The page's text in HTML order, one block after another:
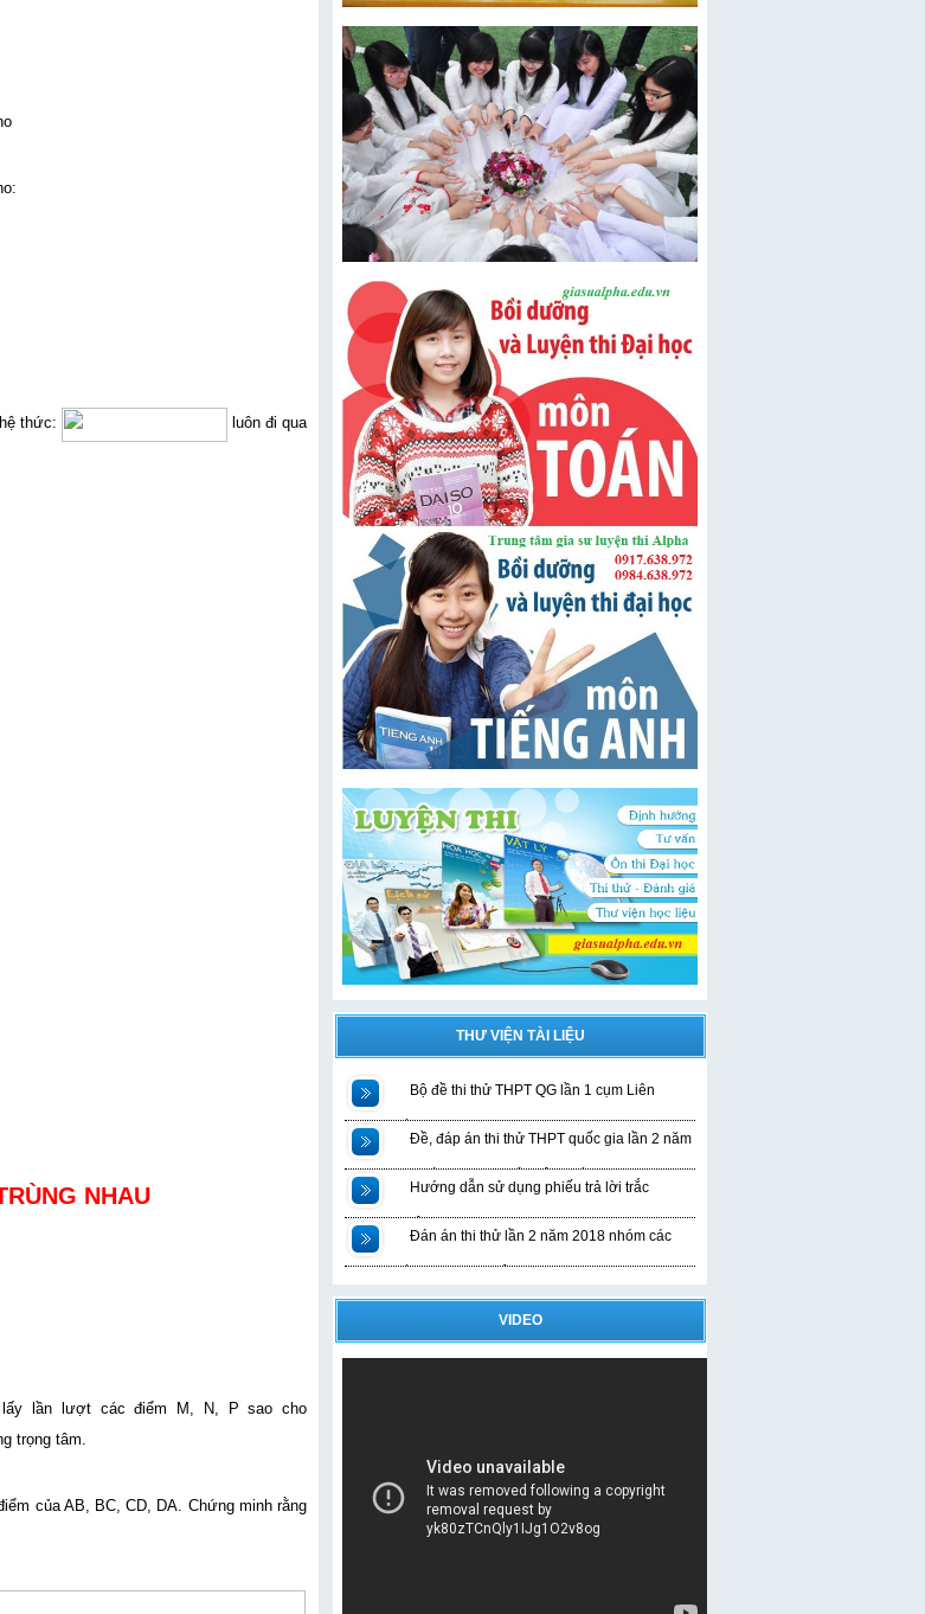
thức:
luôn đi qua
NHAU
lấy lần lượt các điểm M, N, P sao cho
trọng tâm.
của AB, BC, CD, DA. Chứng minh rằng
THƯ VIỆN TÀI LIỆU
Bộ đề thi thử THPT QG lần 1 cụm Liên
trường
Đề, đáp án thi thử THPT quốc gia lần 2 năm
2019 bài thi KHTN của liên trường
Hướng dẫn sử dụng phiếu trả lời trắc
nghiệm
Đán án thi thử lần 2 năm 2018 nhóm các
trường THPT Nghệ An
VIDEO